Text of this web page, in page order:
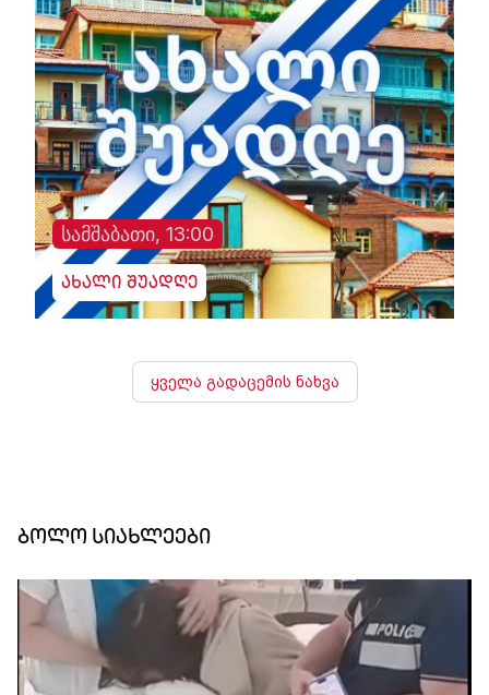
სამშაბათი, 13:00
ახალი შუადღე
ყველა გადაცემის ნახვა
ბოლო სიახლეები